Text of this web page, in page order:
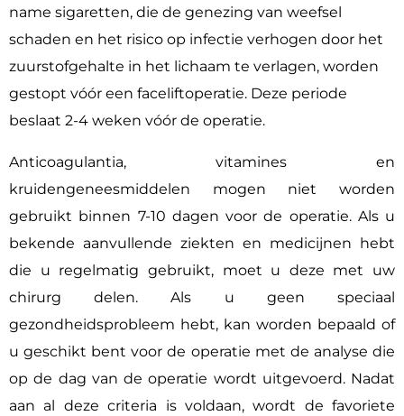
name sigaretten, die de genezing van weefsel
schaden en het risico op infectie verhogen door het
zuurstofgehalte in het lichaam te verlagen, worden
gestopt vóór een faceliftoperatie. Deze periode
beslaat 2-4 weken vóór de operatie.
Anticoagulantia, vitamines en
kruidengeneesmiddelen mogen niet worden
gebruikt binnen 7-10 dagen voor de operatie. Als u
bekende aanvullende ziekten en medicijnen hebt
die u regelmatig gebruikt, moet u deze met uw
chirurg delen. Als u geen speciaal
gezondheidsprobleem hebt, kan worden bepaald of
u geschikt bent voor de operatie met de analyse die
op de dag van de operatie wordt uitgevoerd. Nadat
aan al deze criteria is voldaan, wordt de favoriete